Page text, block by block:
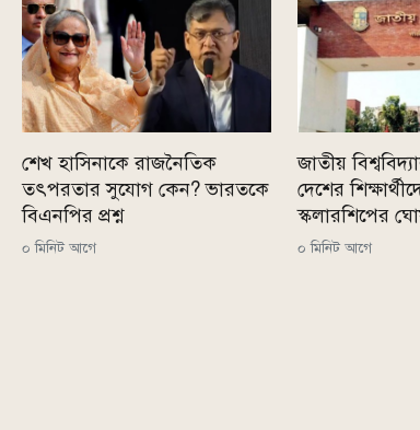
শেখ হাসিনাকে রাজনৈতিক
তৎপরতার সুযোগ কেন? ভারতকে
বিএনপির প্রশ্ন
০ মিনিট আগে
জাতীয়
দেশের
স্কলারশিপের
০ মিনিট আগে